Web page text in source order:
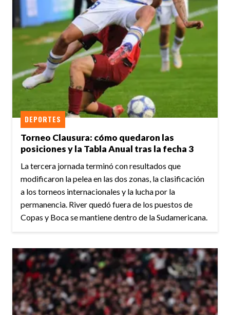
Torneo Clausura: cómo quedaron las
posiciones y la Tabla Anual tras la fecha 3
DEPORTES
La tercera jornada terminó con resultados que
modificaron la pelea en las dos zonas, la clasificación
a los torneos internacionales y la lucha por la
permanencia. River quedó fuera de los puestos de
Copas y Boca se mantiene dentro de la Sudamericana.